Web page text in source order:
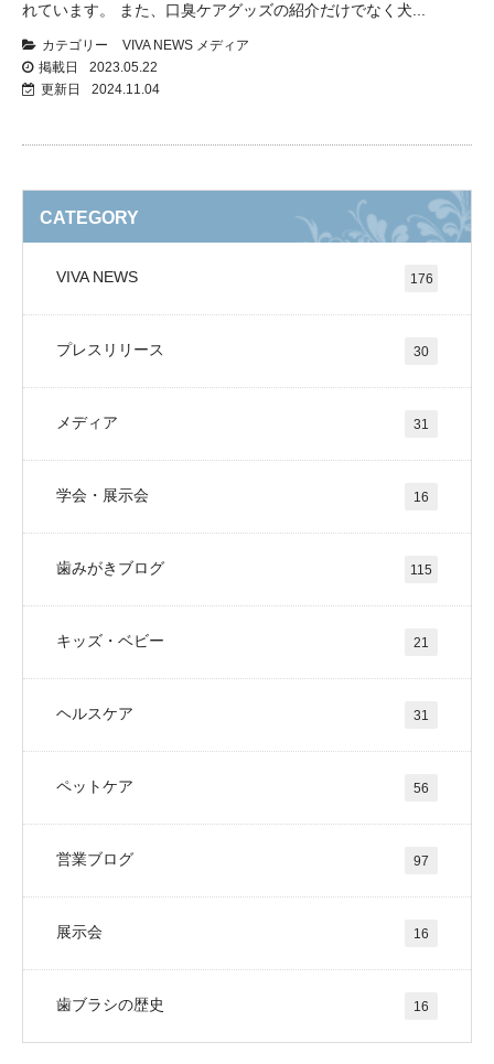
れています。 また、口臭ケアグッズの紹介だけでなく犬...
カテゴリー VIVA NEWS メディア
掲載日
2023.05.22
更新日
2024.11.04
CATEGORY
VIVA NEWS 176
プレスリリース 30
メディア 31
学会・展示会 16
歯みがきブログ 115
キッズ・ベビー 21
ヘルスケア 31
ペットケア 56
営業ブログ 97
展示会 16
歯ブラシの歴史 16